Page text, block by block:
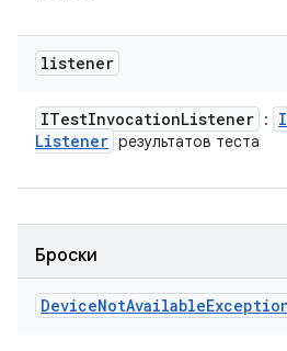
listener
ITestInvocationListener :
Listener результатов теста
Броски
DeviceNotAvailable